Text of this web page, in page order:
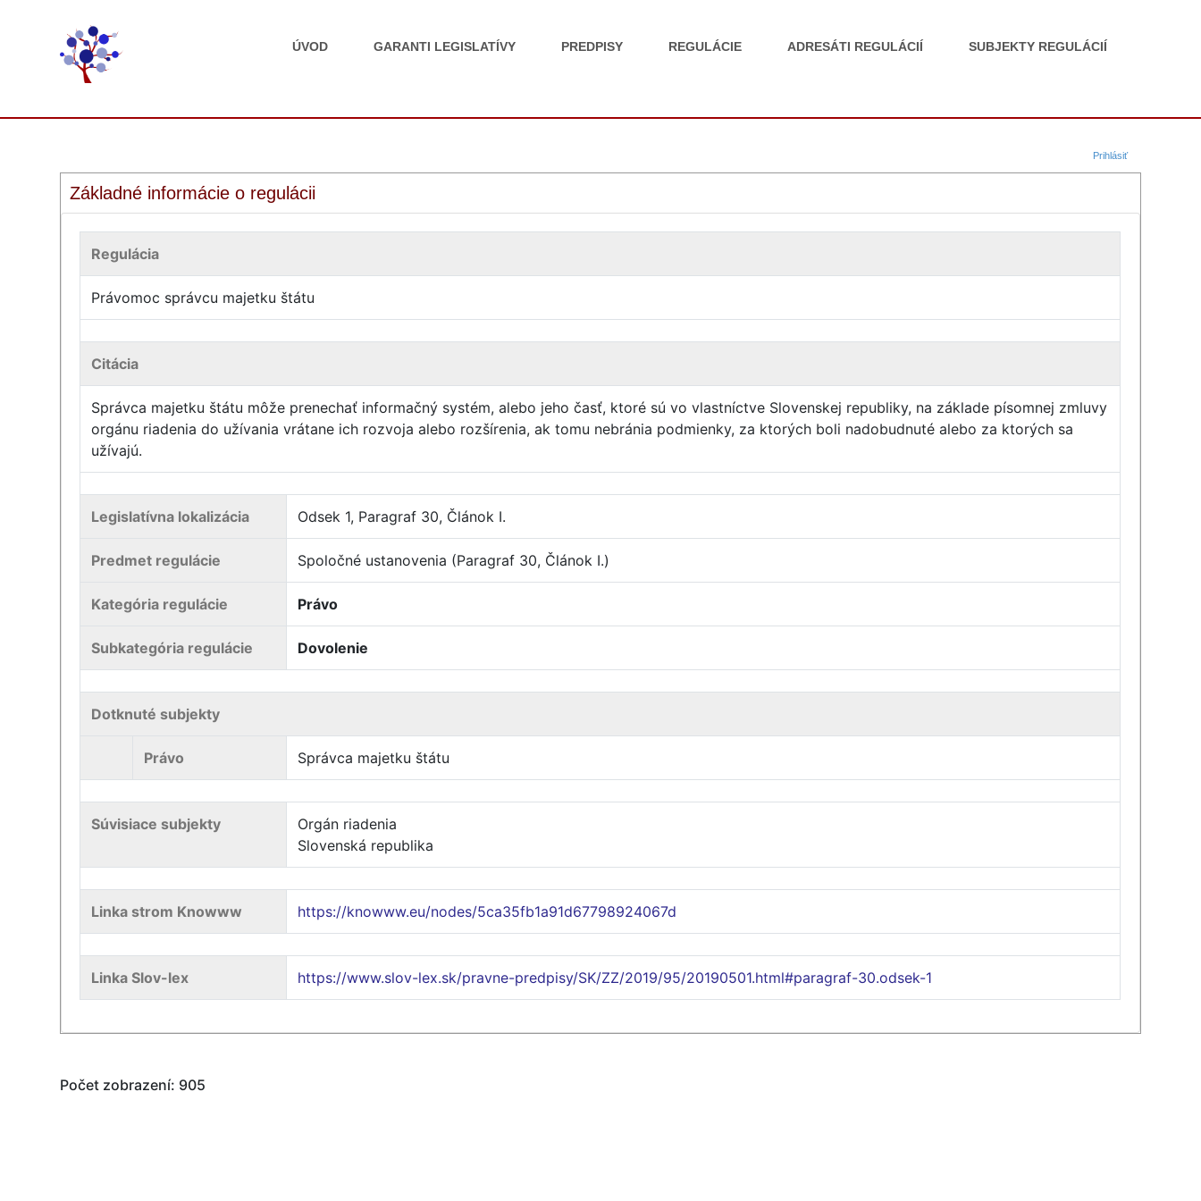
ÚVOD GARANTI LEGISLATÍVY PREDPISY REGULÁCIE ADRESÁTI REGULÁCIÍ SUBJEKTY REGULÁCIÍ
Prihlásiť
Základné informácie o regulácii
Regulácia
Právomoc správcu majetku štátu
Citácia
Správca majetku štátu môže prenechať informačný systém, alebo jeho časť, ktoré sú vo vlastníctve Slovenskej republiky, na základe písomnej zmluvy
orgánu riadenia do užívania vrátane ich rozvoja alebo rozšírenia, ak tomu nebránia podmienky, za ktorých boli nadobudnuté alebo za ktorých sa
užívajú.
Legislatívna lokalizácia Odsek 1, Paragraf 30, Článok I.
Predmet regulácie Spoločné ustanovenia (Paragraf 30, Článok I.)
Kategória regulácie Právo
Subkategória regulácie Dovolenie
Dotknuté subjekty
Právo Správca majetku štátu
Súvisiace subjekty
Orgán riadenia
Slovenská republika
Linka strom Knowww https://knowww.eu/nodes/5ca35fb1a91d67798924067d
Linka Slov-lex https://www.slov-lex.sk/pravne-predpisy/SK/ZZ/2019/95/20190501.html#paragraf-30.odsek-1
Počet zobrazení: 905